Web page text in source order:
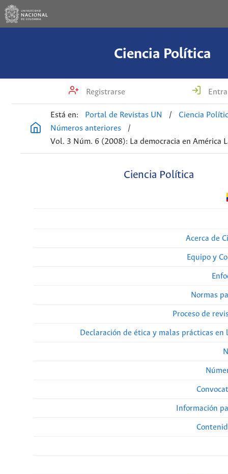
Ciencia Política
Registrarse
Está en: Portal de Revistas UN /
Ciencia
Números anteriores
/
Vol. 3 Núm. 6 (2008): La democracia en América
Ciencia Política
Acerca de
Equipo y
Normas
Proceso de
Declaración de ética y malas prácticas en
Información